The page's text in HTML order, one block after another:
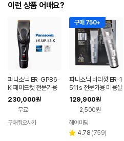
이런 상품 어때요?
파나소닉 ER-GP86-
K 페이드컷 전문가용
무선 바리깡 이발기 일
본직구
230,000원
무료
구해줘오사카
구매 750+
파나소닉 바리깡 ER-1
511s 전문가용 미용실
헤어 바버샵 클리퍼
(커트빗+스폰지)
129,900원
2,500원
헤어마당
별 4.78 리
(759)